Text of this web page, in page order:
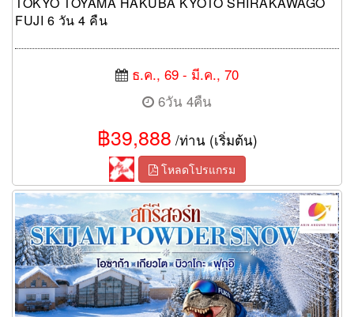
FUJI 6 วัน 4 คืน
ธ.ค., 69 - มี.ค., 70
6วัน 4คืน
฿39,888 /ท่าน (เริ่มต้น)
โหลดโปรแกรม
ทัวร์โอซาก้า เกียวโต บิวาโกะ ฟุกุอิ สกีรีสอร์ท SKIJAM POWDER
SNOW 6 วัน 3 คืน